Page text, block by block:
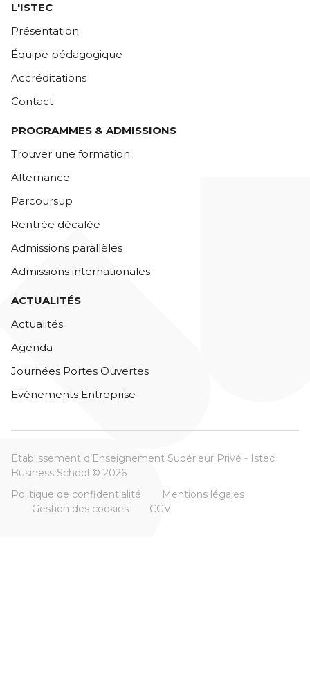
L'ISTEC
Présentation
Équipe pédagogique
Accréditations
Contact
PROGRAMMES & ADMISSIONS
Trouver une formation
Alternance
Parcoursup
Rentrée décalée
Admissions parallèles
Admissions internationales
ACTUALITÉS
Actualités
Agenda
Journées Portes Ouvertes
Evènements Entreprise
Établissement d’Enseignement Supérieur Privé - Istec
Business School © 2026
Politique de confidentialité
Mentions légales
Gestion des cookies
CGV